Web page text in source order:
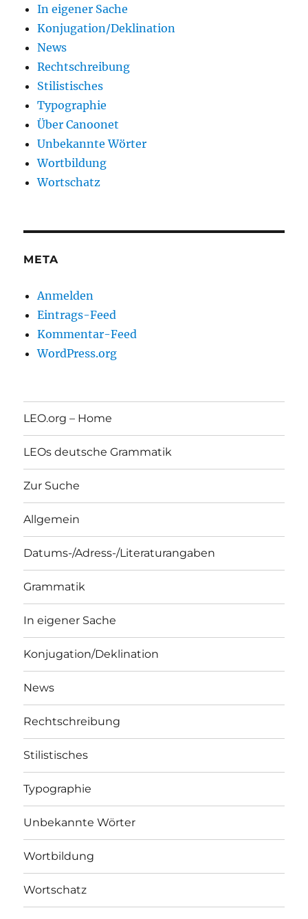
In eigener Sache
Konjugation/Deklination
News
Rechtschreibung
Stilistisches
Typographie
Über Canoonet
Unbekannte Wörter
Wortbildung
Wortschatz
META
Anmelden
Eintrags-Feed
Kommentar-Feed
WordPress.org
LEO.org – Home
LEOs deutsche Grammatik
Zur Suche
Allgemein
Datums-/Adress-/Literaturangaben
Grammatik
In eigener Sache
Konjugation/Deklination
News
Rechtschreibung
Stilistisches
Typographie
Unbekannte Wörter
Wortbildung
Wortschatz